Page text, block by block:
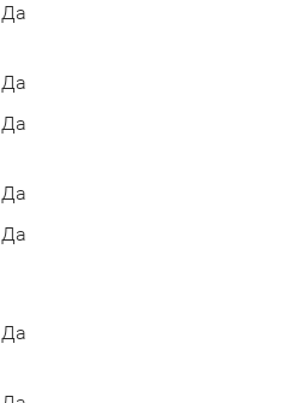
Да
Да
Да
Да
Да
Да